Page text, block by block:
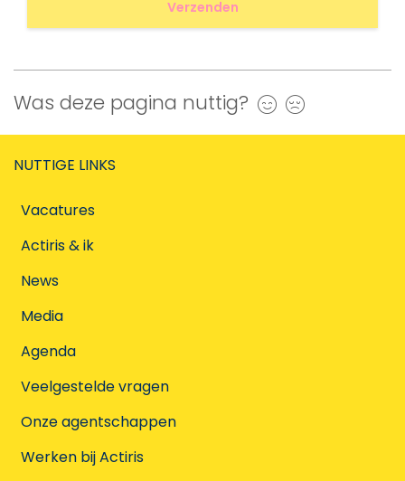
Was deze pagina nuttig? Ja
NUTTIGE LINKS
Vacatures
Actiris & ik
News
Media
Agenda
Veelgestelde vragen
Onze agentschappen
Werken bij Actiris